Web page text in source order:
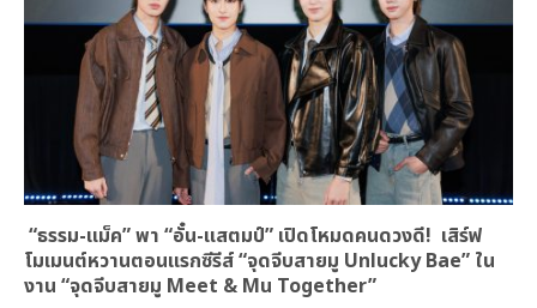
“ธรรม-แม็ค” พา “อั๋น-แสตมป์” เปิดโหมดคนดวงดี! เสิร์ฟ
โมเมนต์หวานตอนแรกซีรีส์ “จุดจีบสายมู Unlucky Bae” ใน
งาน “จุดจีบสายมู Meet & Mu Together”